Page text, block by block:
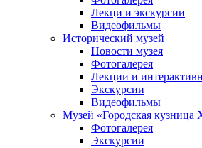
Лекци и экскурсии
Видеофильмы
Исторический музей
Новости музея
Фотогалерея
Лекции и
Экскурсии
Видеофильмы
Музей «Городская кузница
Фотогалерея
Экскурсии